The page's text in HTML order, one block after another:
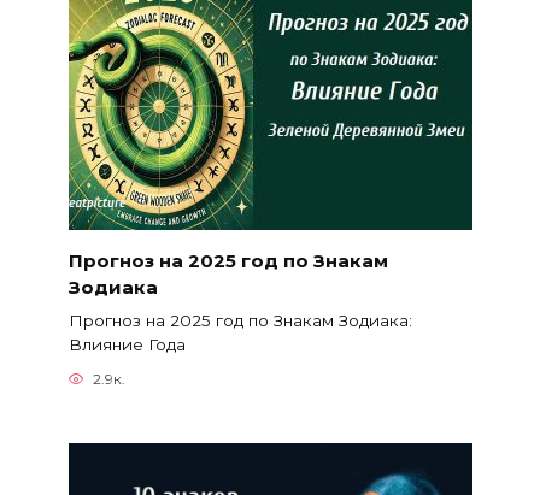
Прогноз на 2025 год по Знакам
Зодиака
Прогноз на 2025 год по Знакам Зодиака:
Влияние Года
2.9к.